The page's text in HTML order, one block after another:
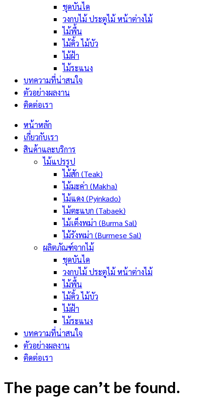
ชุดบันได
วงกบไม้ ประตูไม้ หน้าต่างไม้
ไม้พื้น
ไม้คิ้ว ไม้บัว
ไม้ฝ้า
ไม้ระแนง
บทความที่น่าสนใจ
ตัวอย่างผลงาน
ติดต่อเรา
หน้าหลัก
เกี่ยวกับเรา
สินค้าและบริการ
ไม้แปรรูป
ไม้สัก (Teak)
ไม้มะค่า (Makha)
ไม้แดง (Pyinkado)
ไม้ตะแบก (Tabaek)
ไม้เต็งพม่า (Burma Sal)
ไม้รังพม่า (Burmese Sal)
ผลิตภัณฑ์จากไม้
ชุดบันได
วงกบไม้ ประตูไม้ หน้าต่างไม้
ไม้พื้น
ไม้คิ้ว ไม้บัว
ไม้ฝ้า
ไม้ระแนง
บทความที่น่าสนใจ
ตัวอย่างผลงาน
ติดต่อเรา
The page can’t be found.